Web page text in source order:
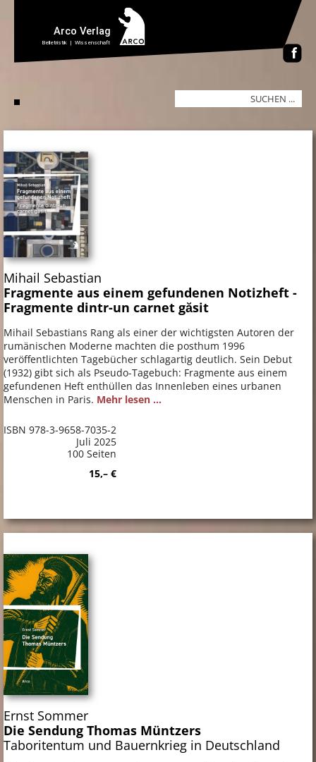
Mihail Sebastian
Fragmente aus einem gefundenen Notizheft -
Fragmente dintr-un carnet găsit
Mihail Sebastians Rang als einer der wichtigsten Autoren der
rumänischen Moderne machten die posthum 1996
veröffentlichten Tagebücher schlagartig deutlich. Sein Debut
(1932) gibt sich als Pseudo-Tagebuch: Fragmente aus einem
gefundenen Heft enthüllen das Innenleben eines urbanen
Menschen in Paris. Mehr lesen ...
ISBN 978-3-9658-7035-2
Juli 2025
100 Seiten
15,– €
Ernst Sommer
Die Sendung Thomas Müntzers
Taboritentum und Bauernkrieg in Deutschland